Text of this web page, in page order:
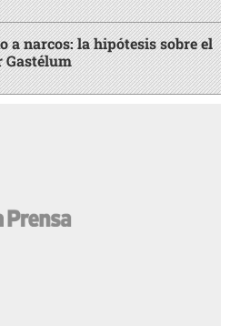
a narcos: la hipótesis sobre el
Gastélum